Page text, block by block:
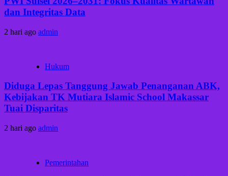
dan Integritas Data
2 hari ago admin
Hukum
Diduga Lepas Tanggung Jawab Penanganan ABK,
Kebijakan TK Mutiara Islamic School Makassar
Tuai Disparitas
2 hari ago admin
Pemerintahan